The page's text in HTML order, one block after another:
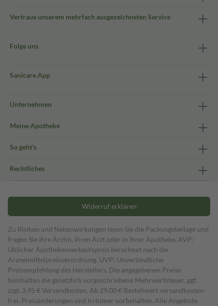
Vertraue unserem mehrfach ausgezeichneten Service
Folge uns
Sanicare App
Unternehmen
Meine Apotheke
So geht's
Rechtliches
Widerruf erklären
Zu Risiken und Nebenwirkungen lesen Sie die Packungsbeilage und
fragen Sie Ihre Ärztin, Ihren Arzt oder in Ihrer Apotheke. AVP:
Üblicher Apothekenverkaufspreis berechnet nach der
Arzneimittelpreisverordnung. UVP: Unverbindliche
Preisempfehlung des Herstellers. Die angegebenen Preise
beinhalten die gesetzlich vorgeschriebene Mehrwertsteuer, ggf.
zzgl. 3,95 € Versandkosten. Ab 29,00 € Bestell­wert versand­kosten­
frei. Preisänderungen und Irrtümer vorbehalten. Alle Angebote